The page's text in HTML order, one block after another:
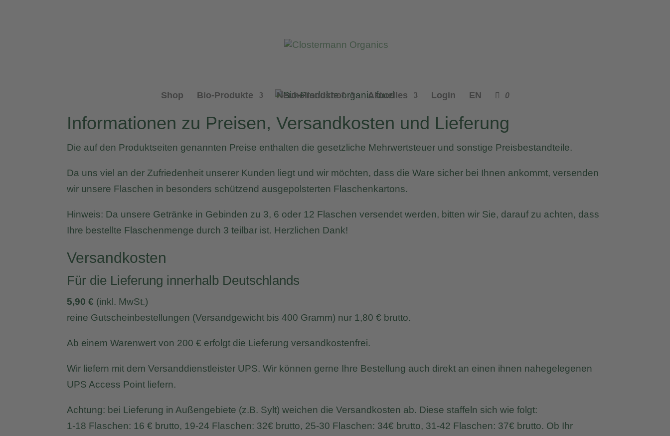
Shop Bio-Produkte Neuhollandshof Aktuelles Login EN 0
Informationen zu Preisen, Versandkosten und Lieferung
Die auf den Produktseiten genannten Preise enthalten die gesetzliche Mehrwertsteuer und sonstige Preisbestandteile.
Da uns viel an der Zufriedenheit unserer Kunden liegt und wir möchten, dass die Ware sicher bei Ihnen ankommt, versenden
wir unsere Flaschen in besonders schützend ausgepolsterten Flaschenkartons.
Hinweis: Da unsere Getränke in Gebinden zu 3, 6 oder 12 Flaschen versendet werden, bitten wir Sie, darauf zu achten, dass
Ihre bestellte Flaschenmenge durch 3 teilbar ist. Herzlichen Dank!
Versandkosten
Für die Lieferung innerhalb Deutschlands
5,90 € (inkl. MwSt.)
reine Gutscheinbestellungen (Versandgewicht bis 400 Gramm) nur 1,80 € brutto.
Ab einem Warenwert von 200 € erfolgt die Lieferung versandkostenfrei.
Wir liefern mit dem Versanddienstleister UPS. Wir können gerne Ihre Bestellung auch direkt an einen ihnen nahegelegenen
UPS Access Point liefern.
Achtung: bei Lieferung in Außengebiete (z.B. Sylt) weichen die Versandkosten ab. Diese staffeln sich wie folgt:
1-18 Flaschen: 16 € brutto, 19-24 Flaschen: 32€ brutto, 25-30 Flaschen: 34€ brutto, 31-42 Flaschen: 37€ brutto. Ob Ihr